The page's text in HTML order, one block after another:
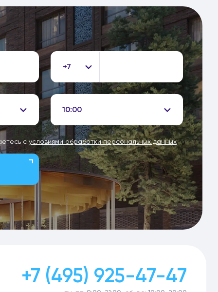
+7
10:00
с условиями обработки персональных данных
+7 (495) 925-47-47